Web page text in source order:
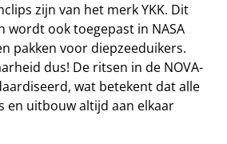
zijn van het merk YKK. Dit
wordt ook toegepast in NASA
pakken voor diepzeeduikers.
dus! De ritsen in de NOVA-
wat betekent dat alle
en uitbouw altijd aan elkaar